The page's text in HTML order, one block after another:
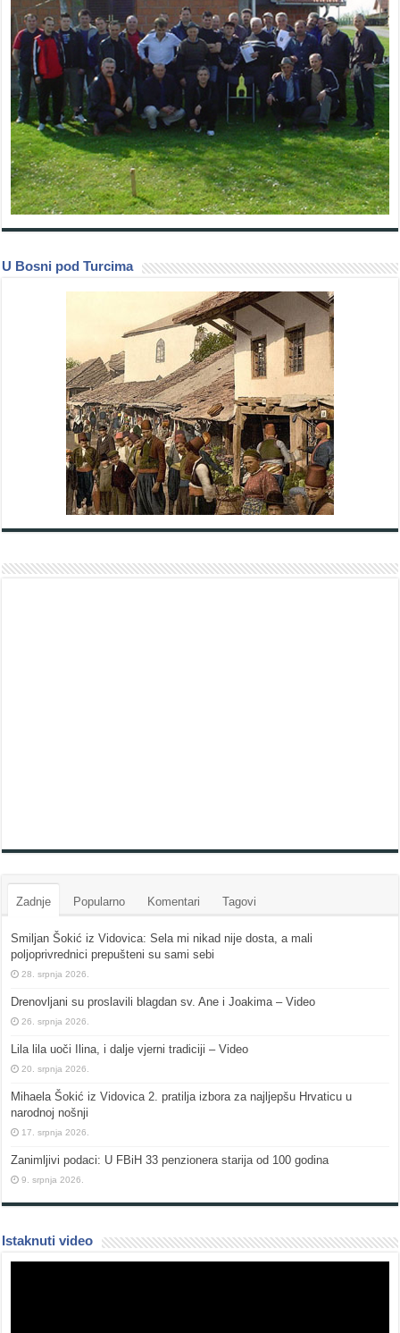
U Bosni pod Turcima
Zadnje Popularno Komentari Tagovi
Smiljan Šokić iz Vidovica: Sela mi nikad nije dosta, a mali
poljoprivrednici prepušteni su sami sebi
28. srpnja 2026.
Drenovljani su proslavili blagdan sv. Ane i Joakima – Video
26. srpnja 2026.
Lila lila uoči Ilina, i dalje vjerni tradiciji – Video
20. srpnja 2026.
Mihaela Šokić iz Vidovica 2. pratilja izbora za najljepšu Hrvaticu u
narodnoj nošnji
17. srpnja 2026.
Zanimljivi podaci: U FBiH 33 penzionera starija od 100 godina
9. srpnja 2026.
Istaknuti video